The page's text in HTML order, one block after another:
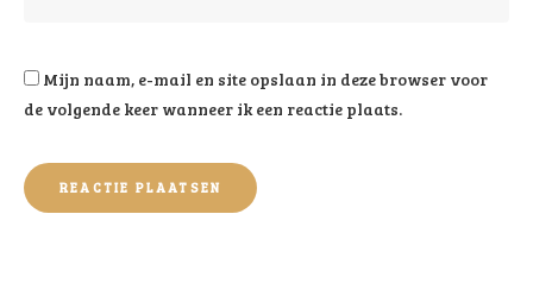
Mijn naam, e-mail en site opslaan in deze browser voor
de volgende keer wanneer ik een reactie plaats.